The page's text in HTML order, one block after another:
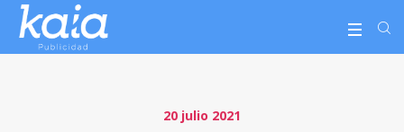
20 julio 2021